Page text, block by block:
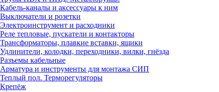
Кабель-каналы и аксессуары к ним
Выключатели и розетки
Электроинструмент и расходники
Реле тепловые, пускатели и контакторы
Трансформаторы, плавкие вставки, ящики
Удлинители, колодки, переходники, вилки, гнёзда
Разъемы кабельные
Арматура и инструменты для монтажа СИП
Теплый пол. Терморегуляторы
Крепёж